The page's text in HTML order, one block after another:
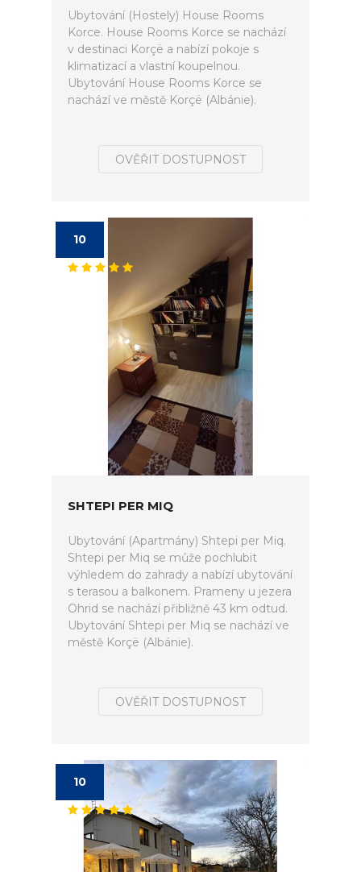
Ubytování (Hostely) House Rooms
Korce. House Rooms Korce se nachází
v destinaci Korçë a nabízí pokoje s
klimatizací a vlastní koupelnou.
Ubytování House Rooms Korce se
nachází ve městě Korçë (Albánie).
OVĚŘIT DOSTUPNOST
10
SHTEPI PER MIQ
Ubytování (Apartmány) Shtepi per Miq.
Shtepi per Miq se může pochlubit
výhledem do zahrady a nabízí ubytování
s terasou a balkonem. Prameny u jezera
Ohrid se nachází přibližně 43 km odtud.
Ubytování Shtepi per Miq se nachází ve
městě Korçë (Albánie).
OVĚŘIT DOSTUPNOST
10